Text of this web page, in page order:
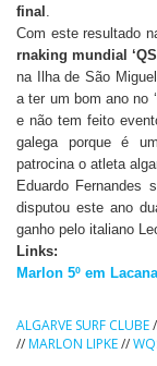
final .
Com este resultado
rnaking mundial
na Ilha de São
a ter um bom ano no
e não tem feito
galega porque é
patrocina o atleta
Eduardo Fernandes
disputou este ano
ganho pelo italiano
Links:
Marlon 5º em
ALGARVE SURF CLUBE
//MARLON LIPKE//